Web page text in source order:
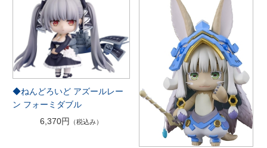
◆ねんどろいど アズールレー
ン フォーミダブル
6,370円
（税込み）